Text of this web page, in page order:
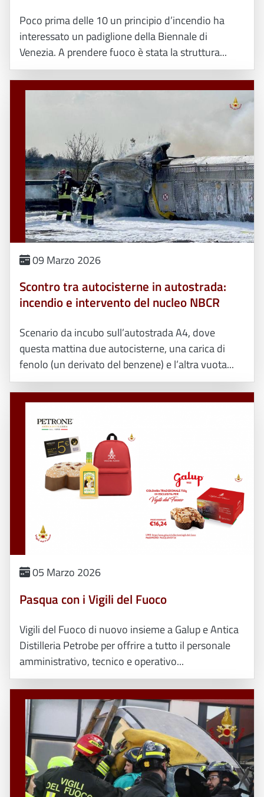
Poco prima delle 10 un principio d’incendio ha
interessato un padiglione della Biennale di
Venezia. A prendere fuoco è stata la struttura...
09 Marzo 2026
Scontro tra autocisterne in autostrada:
incendio e intervento del nucleo NBCR
Scenario da incubo sull’autostrada A4, dove
questa mattina due autocisterne, una carica di
fenolo (un derivato del benzene) e l’altra vuota...
05 Marzo 2026
Pasqua con i Vigili del Fuoco
Vigili del Fuoco di nuovo insieme a Galup e Antica
Distilleria Petrobe per offrire a tutto il personale
amministrativo, tecnico e operativo...